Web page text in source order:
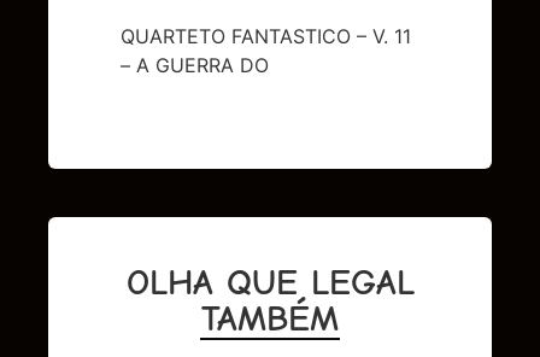
QUARTETO FANTASTICO – V. 11
– A GUERRA DO
OLHA QUE LEGAL
TAMBÉM